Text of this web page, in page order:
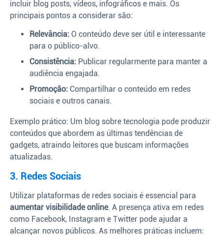
incluir blog posts, vídeos, infográficos e mais. Os
principais pontos a considerar são:
Relevância: O conteúdo deve ser útil e interessante
para o público-alvo.
Consistência: Publicar regularmente para manter a
audiência engajada.
Promoção: Compartilhar o conteúdo em redes
sociais e outros canais.
Exemplo prático: Um blog sobre tecnologia pode produzir
conteúdos que abordem as últimas tendências de
gadgets, atraindo leitores que buscam informações
atualizadas.
3. Redes Sociais
Utilizar plataformas de redes sociais é essencial para
aumentar visibilidade online. A presença ativa em redes
como Facebook, Instagram e Twitter pode ajudar a
alcançar novos públicos. As melhores práticas incluem: